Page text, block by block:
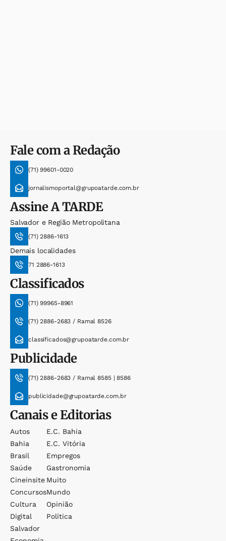
Fale com a Redação
(71) 99601-0020
jornalismoportal@grupoatarde.com.br
AssineA TARDE
Salvador e Região Metropolitana
(71) 2886-1613
Demais localidades
71 2886-1613
Classificados
(71) 99965-8961
(71) 2886-2683 / Ramal 8526
classificados@grupoatarde.com.br
Publicidade
(71) 2886-2683 / Ramal 8585 | 8586
publicidade@grupoatarde.com.br
Canais e Editorias
Autos
Bahia
Brasil
Saúde
Cineinsite
Concursos
Cultura
Digital
Salvador
E.c. Bahia
E.c. Vitória
Empregos
Gastronomia
Muito
Mundo
Opinião
Política